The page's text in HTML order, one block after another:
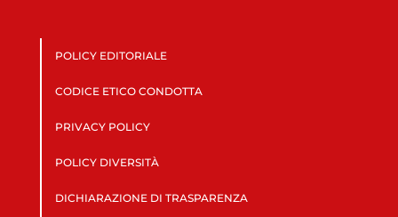
POLICY EDITORIALE
CODICE ETICO CONDOTTA
PRIVACY POLICY
POLICY DIVERSITÀ
DICHIARAZIONE DI TRASPARENZA